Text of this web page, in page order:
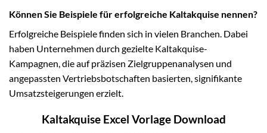
Können Sie Beispiele für erfolgreiche Kaltakquise nennen?
Erfolgreiche Beispiele finden sich in vielen Branchen. Dabei
haben Unternehmen durch gezielte Kaltakquise-
Kampagnen, die auf präzisen Zielgruppenanalysen und
angepassten Vertriebsbotschaften basierten, signifikante
Umsatzsteigerungen erzielt.
Kaltakquise Excel Vorlage Download